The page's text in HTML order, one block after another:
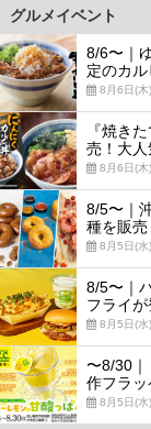
グルメイベント
8/6〜｜
定のカル
8月6日(木
『焼き
売！大
8月6日(木
8/5〜｜
種を販売
8月5日(水
8/5〜｜
フライが
8月5日(水
〜8/30
作フラッ
8月5日(